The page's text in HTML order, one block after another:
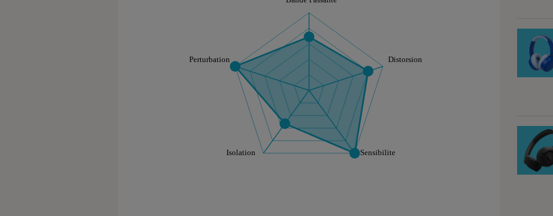
Les notes de ce graphique sont à retrouver dans l'onglet "Détail des